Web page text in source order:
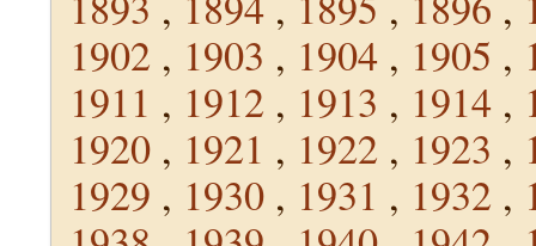
1902 , 1903 , 1904 , 1905 ,
1911 , 1912 , 1913 , 1914 ,
1920 , 1921 , 1922 , 1923 ,
1929 , 1930 , 1931 , 1932 ,